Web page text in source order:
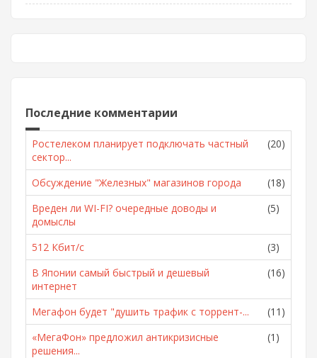
Последние комментарии
Ростелеком планирует подключать частный
сектор...
(20)
Обсуждение "Железных" магазинов города
(18)
Вреден ли WI-FI? очередные доводы и
домыслы
(5)
512 Кбит/с
(3)
В Японии самый быстрый и дешевый
интернет
(16)
Мегафон будет "душить трафик с торрент-...
(11)
«МегаФон» предложил антикризисные
решения...
(1)